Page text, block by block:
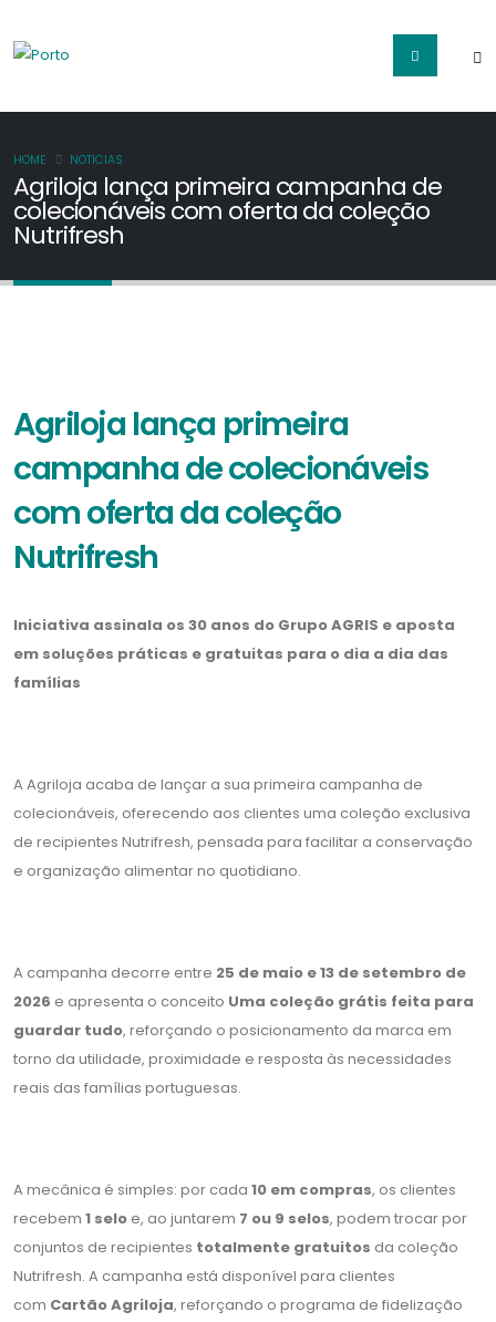
Agriloja lança primeira campanha de
colecionáveis com oferta da coleção
Nutrifresh
HOME NOTICIAS
Agriloja lança primeira
campanha de colecionáveis
com oferta da coleção
Nutrifresh
Iniciativa assinala os 30 anos do Grupo AGRIS e aposta
em soluções práticas e gratuitas para o dia a dia das
famílias
A Agriloja acaba de lançar a sua primeira campanha de
colecionáveis, oferecendo aos clientes uma coleção exclusiva
de recipientes Nutrifresh, pensada para facilitar a conservação
e organização alimentar no quotidiano.
A campanha decorre entre 25 de maio e 13 de setembro de
2026 e apresenta o conceito Uma coleção grátis feita para
guardar tudo, reforçando o posicionamento da marca em
torno da utilidade, proximidade e resposta às necessidades
reais das famílias portuguesas.
A mecânica é simples: por cada 10 em compras, os clientes
recebem 1 selo e, ao juntarem 7 ou 9 selos, podem trocar por
conjuntos de recipientes totalmente gratuitos da coleção
Nutrifresh. A campanha está disponível para clientes
com Cartão Agriloja, reforçando o programa de fidelização